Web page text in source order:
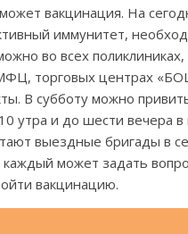
вакцинация. На
иммунитет,
во всех
торговых центрах
В субботу можно
утра и до шести вечера
выездные бригады в
может задать
вакцинацию.